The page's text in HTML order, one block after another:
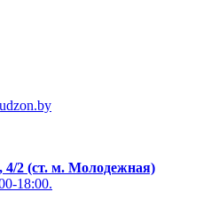
2 (ст. м. Молодежная)
18:00.